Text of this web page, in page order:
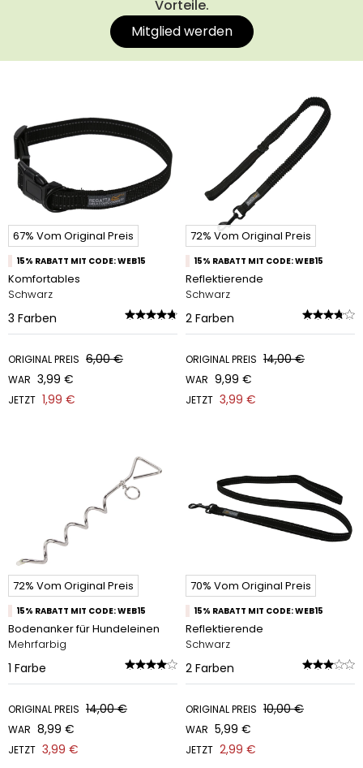
Vorteile.
Mitglied werden
67% Vom Original Preis
15% RABATT MIT CODE: WEB15
Komfortables
Schwarz
3 Farben
ORIGINAL PREIS 6,00 €
WAR 3,99 €
JETZT 1,99 €
72% Vom Original Preis
15% RABATT MIT CODE: WEB15
Reflektierende
Schwarz
2 Farben
ORIGINAL PREIS 14,00 €
WAR 9,99 €
JETZT 3,99 €
72% Vom Original Preis
15% RABATT MIT CODE: WEB15
Bodenanker für Hundeleinen
Mehrfarbig
1 Farbe
ORIGINAL PREIS 14,00 €
WAR 8,99 €
JETZT 3,99 €
70% Vom Original Preis
15% RABATT MIT CODE: WEB15
Reflektierende
Schwarz
2 Farben
ORIGINAL PREIS 10,00 €
WAR 5,99 €
JETZT 2,99 €